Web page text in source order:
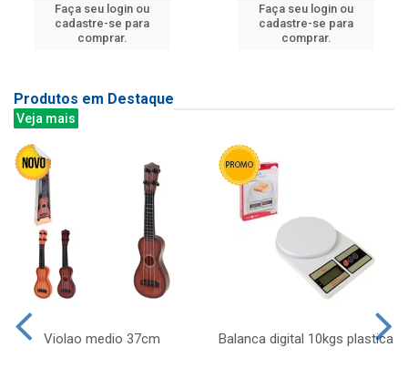
Faça seu login ou
cadastre-se para
comprar.
Faça seu login ou
cadastre-se para
comprar.
Produtos em Destaque
Veja mais
Violao medio 37cm Balanca digital 10kgs plastica